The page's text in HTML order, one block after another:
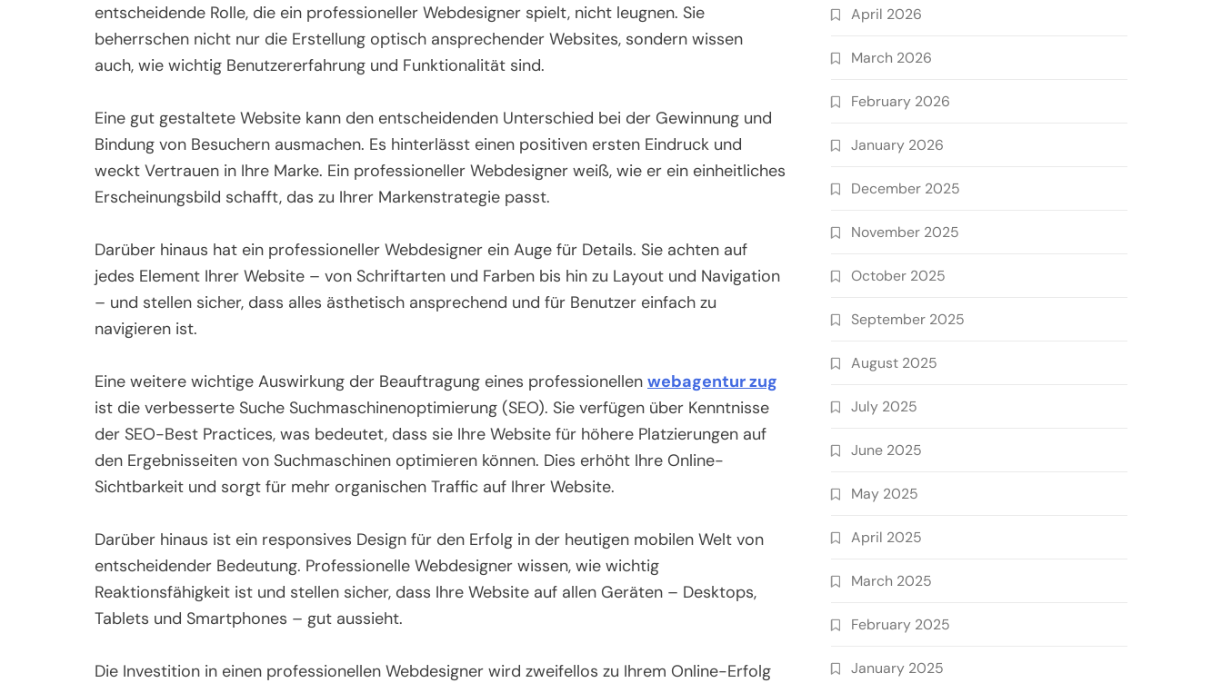
entscheidende Rolle, die ein professioneller Webdesigner spielt, nicht leugnen. Sie
beherrschen nicht nur die Erstellung optisch ansprechender Websites, sondern wissen
auch, wie wichtig Benutzererfahrung und Funktionalität sind.
Eine gut gestaltete Website kann den entscheidenden Unterschied bei der Gewinnung und
Bindung von Besuchern ausmachen. Es hinterlässt einen positiven ersten Eindruck und
weckt Vertrauen in Ihre Marke. Ein professioneller Webdesigner weiß, wie er ein einheitliches
Erscheinungsbild schafft, das zu Ihrer Markenstrategie passt.
Darüber hinaus hat ein professioneller Webdesigner ein Auge für Details. Sie achten auf
jedes Element Ihrer Website – von Schriftarten und Farben bis hin zu Layout und Navigation
– und stellen sicher, dass alles ästhetisch ansprechend und für Benutzer einfach zu
navigieren ist.
Eine weitere wichtige Auswirkung der Beauftragung eines professionellen webagentur zug
ist die verbesserte Suche Suchmaschinenoptimierung (SEO). Sie verfügen über Kenntnisse
der SEO-Best Practices, was bedeutet, dass sie Ihre Website für höhere Platzierungen auf
den Ergebnisseiten von Suchmaschinen optimieren können. Dies erhöht Ihre Online-
Sichtbarkeit und sorgt für mehr organischen Traffic auf Ihrer Website.
Darüber hinaus ist ein responsives Design für den Erfolg in der heutigen mobilen Welt von
entscheidender Bedeutung. Professionelle Webdesigner wissen, wie wichtig
Reaktionsfähigkeit ist und stellen sicher, dass Ihre Website auf allen Geräten – Desktops,
Tablets und Smartphones – gut aussieht.
Die Investition in einen professionellen Webdesigner wird zweifellos zu Ihrem Online-Erfolg
April 2026
March 2026
February 2026
January 2026
December 2025
November 2025
October 2025
September 2025
August 2025
July 2025
June 2025
May 2025
April 2025
March 2025
February 2025
January 2025